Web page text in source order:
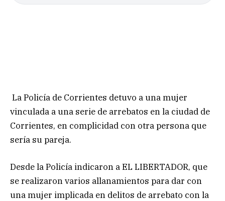
La Policía de Corrientes detuvo a una mujer
vinculada a una serie de arrebatos en la ciudad de
Corrientes, en complicidad con otra persona que
sería su pareja.
Desde la Policía indicaron a EL LIBERTADOR, que
se realizaron varios allanamientos para dar con
una mujer implicada en delitos de arrebato con la